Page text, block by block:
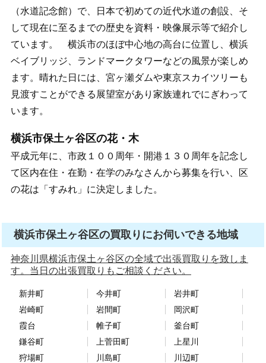
（水道記念館）で、日本で初めての近代水道の創設、そ
して現在に至るまでの歴史を資料・映像展示等で紹介し
ています。 横浜市のほぼ中心地の高台に位置し、横浜
ベイブリッジ、ランドマークタワーなどの風景が楽しめ
ます。晴れた日には、宮ヶ瀬ダムや東京スカイツリーも
見渡すことができる展望室があり家族連れでにぎわって
います。
横浜市保土ヶ谷区の花・木
平成元年に、市政１００周年・開港１３０周年を記念し
て区内在住・在勤・在学のみなさんから募集を行い、区
の花は「すみれ」に決定しました。
横浜市保土ヶ谷区の買取りにお伺いできる地域
神奈川県横浜市保土ヶ谷区の全域で出張買取りを致しま
す。当日の出張買取りもご相談ください。
新井町 今井町
岩井町
岩崎町
岩間町
岡沢町
霞台
帷子町
釜台町
鎌谷町
上菅田町
上星川
狩場町
川島町
川辺町